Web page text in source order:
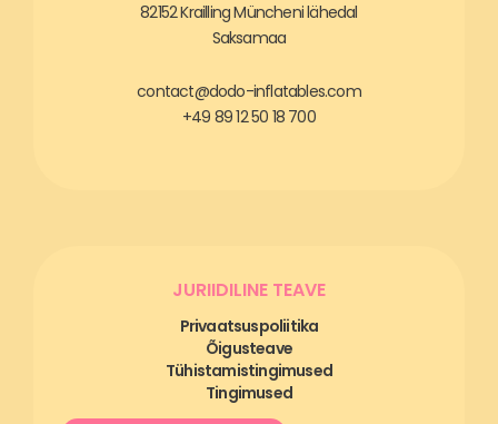
82152 Krailling Müncheni lähedal
Saksamaa
contact@dodo-inflatables.com
+49 89 12 50 18 700
JURIIDILINE TEAVE
Privaatsuspoliitika
Õigusteave
Tühistamistingimused
Tingimused